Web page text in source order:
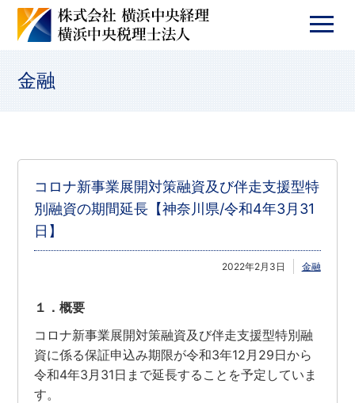
金融
コロナ新事業展開対策融資及び伴走支援型特
別融資の期間延長【神奈川県/令和4年3月31
日】
2022年2月3日 金融
１．概要
コロナ新事業展開対策融資及び伴走支援型特別融
資に係る保証申込み期限が令和3年12月29日から
令和4年3月31日まで延長することを予定していま
す。